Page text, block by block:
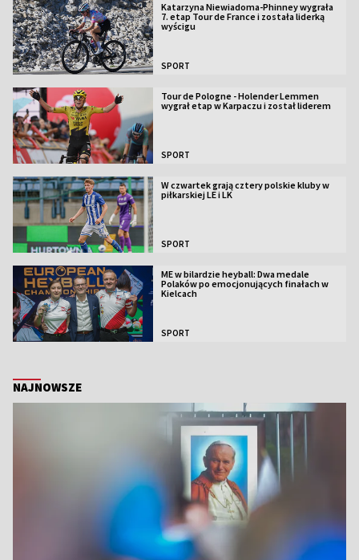
Katarzyna Niewiadoma-Phinney wygrała
7. etap Tour de France i została liderką
wyścigu
SPORT
Tour de Pologne - Holender Lemmen
wygrał etap w Karpaczu i został liderem
SPORT
W czwartek grają cztery polskie kluby w
piłkarskiej LE i LK
SPORT
ME w bilardzie heyball: Dwa medale
Polaków po emocjonujących finałach w
Kielcach
SPORT
NAJNOWSZE